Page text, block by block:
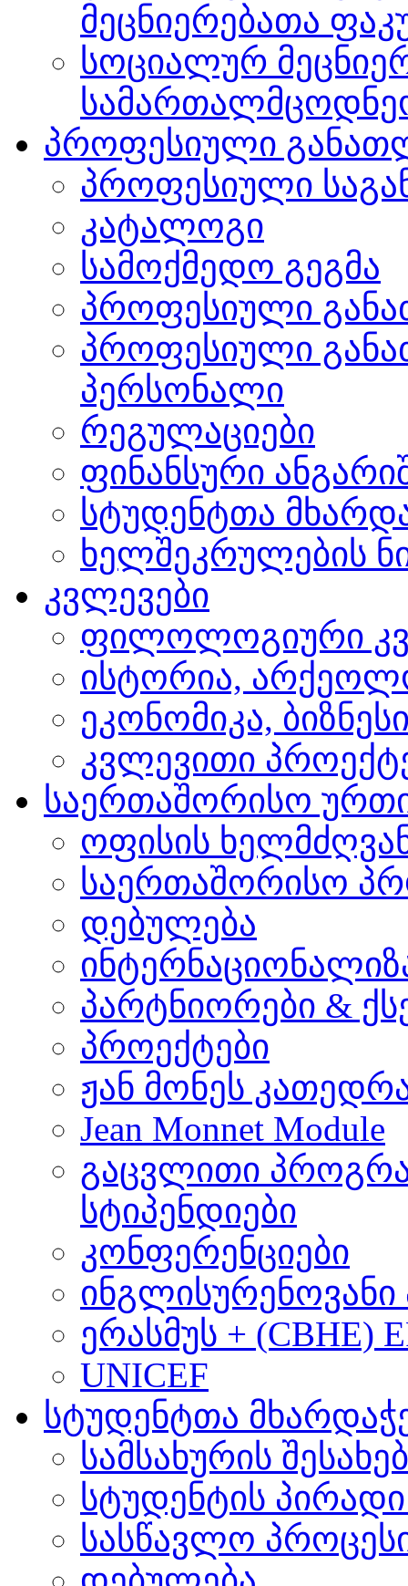
მეცნიერებათა
სოციალურ
პროფესიული
პროფესიული
კატალოგი
სამოქმედო გეგმა
პროფესიული
პროფესიული
პერსონალი
რეგულაციები
ფინანსური
სტუდენტთა
ხელშეკრულების
კვლევები
ფილოლოგიური
ისტორია,
ეკონომიკა,
კვლევითი
საერთაშორისო
ოფისის
საერთაშორისო
დებულება
პარტნიორები &
პროექტები
ჟან მონეს
Jean Monnet Module
გაცვლითი
სტიპენდიები
კონფერენციები
ერასმუს + (CBHE)
UNICEF
სტუდენტთა
სამსახურის შესახებ
სტუდენტის
სასწავლო